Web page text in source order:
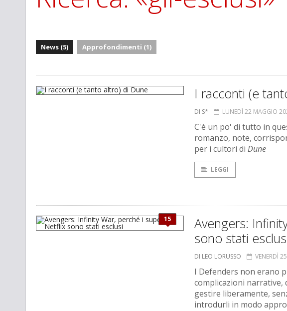
News (5) Approfondimenti (1)
I racconti (e
DI S* LUNEDÌ 22 MAGGIO
C'è un po' di tutto in
romanzo, note,
per i cultori di Dune
LEGGI
15
Avengers:
sono stati
DI LEO LORUSSO VENERDÌ
I Defenders non erano
complicazioni narrative,
gestire liberamente,
introdurli in modo